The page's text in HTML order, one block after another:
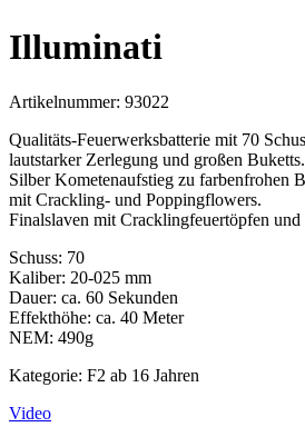
Illuminati
Artikelnummer: 93022
Qualitäts-Feuerwerksbatterie mit 70
lautstarker Zerlegung und großen Buketts.
Silber Kometenaufstieg zu farbenfrohen
mit Crackling- und Poppingflowers.
Finalslaven mit Cracklingfeuertöpfen
Schuss: 70
Kaliber: 20-025 mm
Dauer: ca. 60 Sekunden
Effekthöhe: ca. 40 Meter
NEM: 490g
Kategorie: F2 ab 16 Jahren
Video